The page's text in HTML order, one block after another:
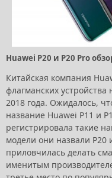
Huawei P20 и P20 Pro
Китайская компания
флагманских
2018 года. Ожидалось,
название Huawei P11 и
регистрировала такие
модели они назвали P20
приловчилась делать
именитым